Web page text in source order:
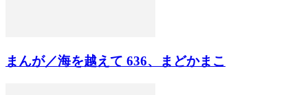
まんが／海を越えて 636、まどかまこ